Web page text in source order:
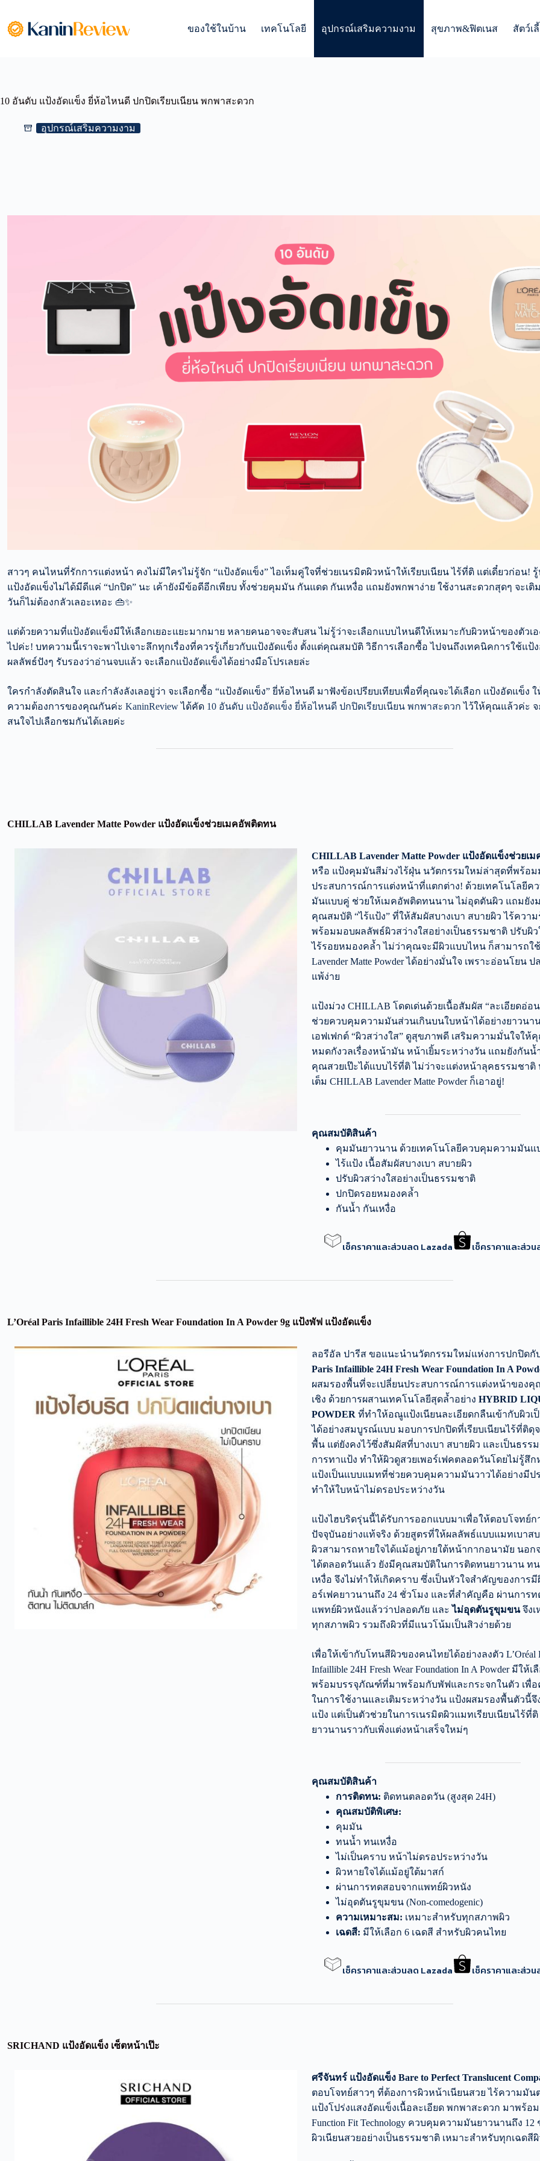
content
ของใช้ในบ้าน เทคโนโลยี อุปกรณ์เสริมความงาม สุขภาพ&ฟิตเนส สัตว์เ
10 อันดับ แป้งอัดแข็ง ยี่ห้อไหนดี ปกปิดเรียบเนียน พกพาสะดวก
อุปกรณ์เสริมความงาม
สาวๆ คนไหนที่รักการแต่งหน้า คงไม่มีใครไม่รู้จัก “แป้งอัดแข็ง” ไอเท็มคู่ใจที่ช่วยเนรมิตผิวหน้าให้เรียบเนียน ไร้ที่ติ แต่เดี๋ยวก่อน! รู้
แป้งอัดแข็งไม่ได้มีดีแค่ “ปกปิด” นะ เค้ายังมีข้อดีอีกเพียบ ทั้งช่วยคุมมัน กันแดด กันเหงื่อ แถมยังพกพาง่าย ใช้งานสะดวกสุดๆ จะเติ
วันก็ไม่ต้องกลัวเลอะเทอะ 👜✨
แต่ด้วยความที่แป้งอัดแข็งมีให้เลือกเยอะแยะมากมาย หลายคนอาจจะสับสน ไม่รู้ว่าจะเลือกแบบไหนดีให้เหมาะกับผิวหน้าของตัวเอ
ไปค่ะ! บทความนี้เราจะพาไปเจาะลึกทุกเรื่องที่ควรรู้เกี่ยวกับแป้งอัดแข็ง ตั้งแต่คุณสมบัติ วิธีการเลือกซื้อ ไปจนถึงเทคนิคการใช้แป้
ผลลัพธ์ปังๆ รับรองว่าอ่านจบแล้ว จะเลือกแป้งอัดแข็งได้อย่างมือโปรเลยล่ะ
ใครกำลังตัดสินใจ และกำลังลังเลอยู่ว่า จะเลือกซื้อ “แป้งอัดแข็ง” ยี่ห้อไหนดี มาฟังข้อเปรียบเทียบเพื่อที่คุณจะได้เลือก แป้งอัดแข็ง ใ
ความต้องการของคุณกันค่ะ KaninReviewได้คัด 10 อันดับ แป้งอัดแข็ง ยี่ห้อไหนดี ปกปิดเรียบเนียน พกพาสะดวก ไว้ให้คุณแล้วค่ะ
สนใจไปเลือกชมกันได้เลยค่ะ
CHILLAB Lavender Matte Powder แป้งอัดแข็งช่วยเมคอัพติดทน
CHILLAB Lavender Matte Powder แป้งอัดแข็งช่วยเ
หรือ แป้งคุมมันสีม่วงไร้ฝุ่น นวัตกรรมใหม่ล่าสุดที่พร้อม
ประสบการณ์การแต่งหน้าที่แตกต่าง! ด้วยเทคโนโลยีค
มันแบบคู่ ช่วยให้เมคอัพติดทนนาน ไม่อุดตันผิว แถมยัง
คุณสมบัติ “ไร้แป้ง” ที่ให้สัมผัสบางเบา สบายผิว ไร้ควา
พร้อมมอบผลลัพธ์ผิวสว่างใสอย่างเป็นธรรมชาติ ปรับผิว
ไร้รอยหมองคล้ำ ไม่ว่าคุณจะมีผิวแบบไหน ก็สามารถใ
Lavender Matte Powder ได้อย่างมั่นใจ เพราะอ่อนโยน
แพ้ง่าย
แป้งม่วง CHILLAB โดดเด่นด้วยเนื้อสัมผัส “ละเอียดอ่อ
ช่วยควบคุมความมันส่วนเกินบนใบหน้าได้อย่างยาวนา
เอฟเฟกต์ “ผิวสว่างใส” ดูสุขภาพดี เสริมความมั่นใจใ
หมดกังวลเรื่องหน้ามัน หน้าเยิ้มระหว่างวัน แถมยังกันน้
คุณสวยเป๊ะได้แบบไร้ที่ติ ไม่ว่าจะแต่งหน้าลุคธรรมชาติ
เต็ม CHILLAB Lavender Matte Powder ก็เอาอยู่!
คุณสมบัติสินค้า
คุมมันยาวนาน ด้วยเทคโนโลยีควบคุมความมันแ
ไร้แป้ง เนื้อสัมผัสบางเบา สบายผิว
ปรับผิวสว่างใสอย่างเป็นธรรมชาติ
ปกปิดรอยหมองคล้ำ
กันน้ำ กันเหงื่อ
เช็คราคาและส่วนลด Lazada เช็คราคาและส่ว
L’Oréal Paris Infaillible 24H Fresh Wear Foundation In A Powder 9g แป้งพัฟ แป้งอัดแข็ง
ลอรีอัล ปารีส ขอแนะนำนวัตกรรมใหม่แห่งการปกปิดกั
Paris Infaillible 24H Fresh Wear Foundation In A
ผสมรองพื้นที่จะเปลี่ยนประสบการณ์การแต่งหน้าของคุ
เชิง ด้วยการผสานเทคโนโลยีสุดล้ำอย่าง HYBRID
POWDER ที่ทำให้อณูแป้งเนียนละเอียดกลืนเข้ากับผิวเ
ได้อย่างสมบูรณ์แบบ มอบการปกปิดที่เรียบเนียนไร้ที่ติดุ
พื้น แต่ยังคงไว้ซึ่งสัมผัสที่บางเบา สบายผิว และเป็นธรร
การทาแป้ง ทำให้ผิวดูสวยเพอร์เฟคตลอดวันโดยไม่รู้สึ
แป้งเป็นแบบแมทที่ช่วยควบคุมความมันวาวได้อย่างมีป
ทำให้ใบหน้าไม่ดรอประหว่างวัน
แป้งไฮบริดรุ่นนี้ได้รับการออกแบบมาเพื่อให้ตอบโจทย์ก
ปัจจุบันอย่างแท้จริง ด้วยสูตรที่ให้ผลลัพธ์แบบแมทเบาส
ผิวสามารถหายใจได้แม้อยู่ภายใต้หน้ากากอนามัย นอ
ได้ตลอดวันแล้ว ยังมีคุณสมบัติในการติดทนยาวนาน ท
เหงื่อ จึงไม่ทำให้เกิดคราบ ซึ่งเป็นหัวใจสำคัญของการมี
อร์เฟคยาวนานถึง 24 ชั่วโมง และที่สำคัญคือ ผ่านการท
แพทย์ผิวหนังแล้วว่าปลอดภัย และไม่อุดตันรูขุมขนจึงเ
ทุกสภาพผิว รวมถึงผิวที่มีแนวโน้มเป็นสิวง่ายด้วย
เพื่อให้เข้ากับโทนสีผิวของคนไทยได้อย่างลงตัว L’Oréal
Infaillible 24H Fresh Wear Foundation In A Powder มีให้
พร้อมบรรจุภัณฑ์ที่มาพร้อมกับพัฟและกระจกในตัว เพื่อ
ในการใช้งานและเติมระหว่างวัน แป้งผสมรองพื้นตัวนี้จึ
แป้ง แต่เป็นตัวช่วยในการเนรมิตผิวแมทเรียบเนียนไร้ที่
ยาวนานราวกับเพิ่งแต่งหน้าเสร็จใหม่ๆ
คุณสมบัติสินค้า
การติดทน: ติดทนตลอดวัน (สูงสุด 24H)
คุณสมบัติพิเศษ:
คุมมัน
ทนน้ำ ทนเหงื่อ
ไม่เป็นคราบ หน้าไม่ดรอประหว่างวัน
ผิวหายใจได้แม้อยู่ใต้มาสก์
ผ่านการทดสอบจากแพทย์ผิวหนัง
ไม่อุดตันรูขุมขน (Non-comedogenic)
ความเหมาะสม: เหมาะสำหรับทุกสภาพผิว
เฉดสี: มีให้เลือก 6 เฉดสี สำหรับผิวคนไทย
เช็คราคาและส่วนลด Lazada เช็คราคาและส่ว
SRICHAND แป้งอัดแข็ง เซ็ตหน้าเป๊ะ
ศรีจันทร์ แป้งอัดแข็ง Bare to Perfect Translucent
ตอบโจทย์สาวๆ ที่ต้องการผิวหน้าเนียนสวย ไร้ความมัน
แป้งโปร่งแสงอัดแข็งเนื้อละเอียด พกพาสะดวก มาพร้อม
Function Fit Technology ควบคุมความมันยาวนานถึง 12
ผิวเนียนสวยอย่างเป็นธรรมชาติ เหมาะสำหรับทุกเฉดสีผิ